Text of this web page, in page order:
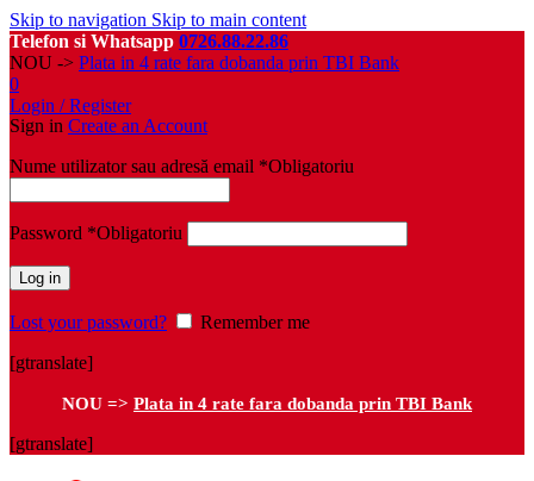
Skip to navigation Skip to main content
Telefon si Whatsapp 0726.88.22.86
NOU -> Plata in 4 rate fara dobanda prin TBI Bank
0
Login / Register
Sign in Create an Account
Nume utilizator sau adresă email *Obligatoriu
Password *Obligatoriu
Log in
Lost your password?
Remember me
[gtranslate]
NOU => Plata in 4 rate fara dobanda prin TBI Bank
[gtranslate]